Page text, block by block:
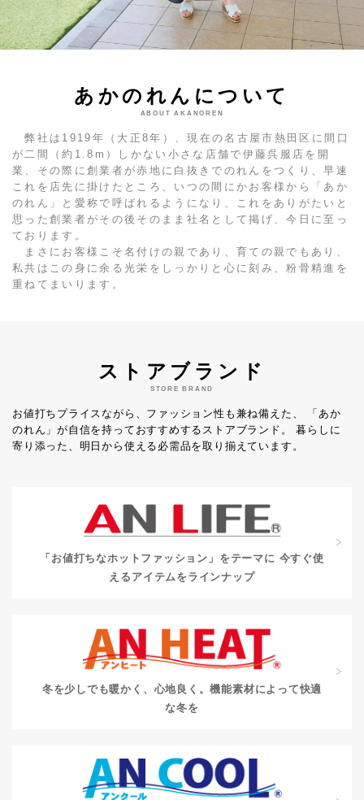
あかのれんについて
ABOUT AKANOREN
弊社は1919年（大正8年）、現在の名古屋市熱田区に間口
が二間（約1.8m）しかない小さな店舗で伊藤呉服店を開
業、その際に創業者が赤地に白抜きでのれんをつくり、早速
これを店先に掛けたところ、いつの間にかお客様から「あか
のれん」と愛称で呼ばれるようになり、これをありがたいと
思った創業者がその後そのまま社名として掲げ、今日に至っ
ております。
まさにお客様こそ名付けの親であり、育ての親でもあり、
私共はこの身に余る光栄をしっかりと心に刻み、粉骨精進を
重ねてまいります。
ストアブランド
STORE BRAND
お値打ちプライスながら、ファッション性も兼ね備えた、
「あか
のれん」が自信を持っておすすめするストアブランド。
暮らしに
寄り添った、明日から使える必需品を取り揃えています。
「お値打ちなホットファッション」をテーマに 今すぐ使
えるアイテムをラインナップ
冬を少しでも暖かく、心地良く。機能素材によって快適
な冬を